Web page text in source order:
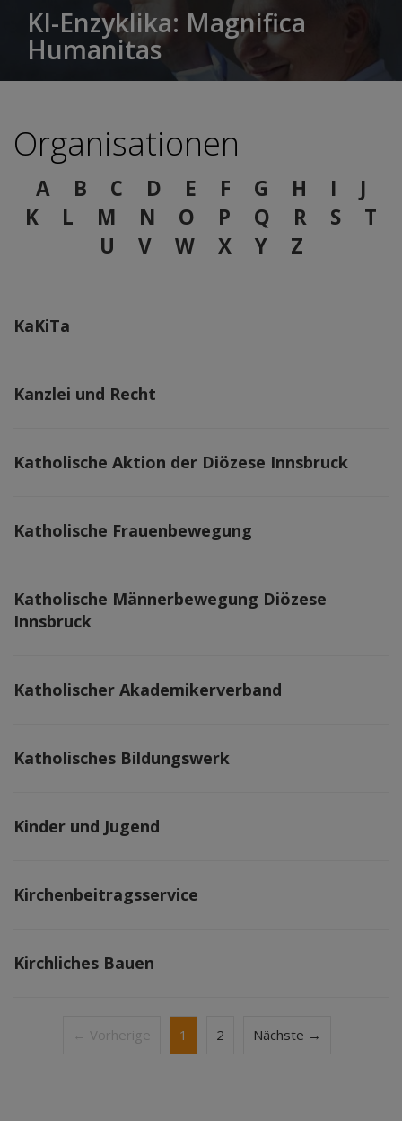
KI-Enzyklika: Magnifica
Humanitas
Organisationen
A B C D E F G H I
J
K
L M N O P Q R S
T
U
V W X Y Z
KaKiTa
Kanzlei und Recht
Katholische Aktion der Diözese Innsbruck
Katholische Frauenbewegung
Katholische Männerbewegung Diözese
Innsbruck
Katholischer Akademikerverband
Katholisches Bildungswerk
Kinder und Jugend
Kirchenbeitragsservice
Kirchliches Bauen
← Vorherige 1 2 Nächste →